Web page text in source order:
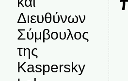
Διευθύνων
Σύμβουλος
της
Kaspersky